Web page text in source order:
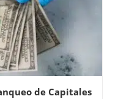
de Capitales